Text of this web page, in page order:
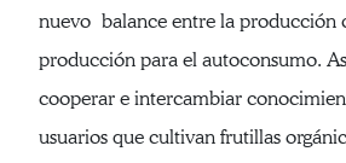
nuevo balance entre la producción
producción para el autoconsumo.
cooperar e intercambiar
usuarios que cultivan frutillas